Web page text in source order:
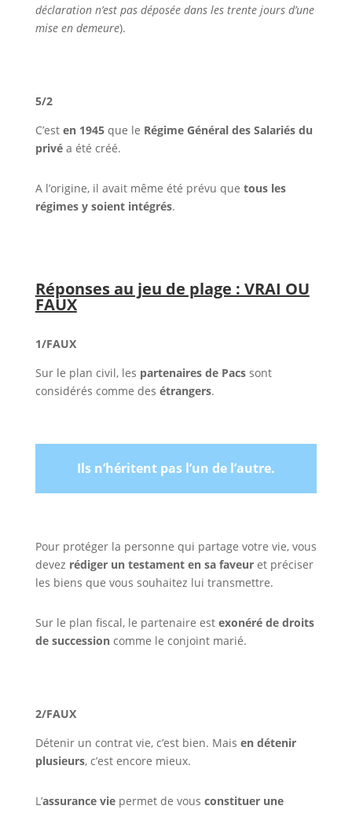
déclaration n’est pas déposée dans les trente jours d’une
mise en demeure).
5/2
C’est en 1945que le Régime Général des Salariés du
privé a été créé.
A l’origine, il avait même été prévu que tous les
régimes y soient intégrés.
Réponses au jeu de plage : VRAI OU
FAUX
1/FAUX
Sur le plan civil, les partenaires de Pacssont
considérés comme des étrangers.
Ils n’héritent pas l’un de l’autre.
Pour protéger la personne qui partage votre vie, vous
devez rédiger un testament en sa faveur et préciser
les biens que vous souhaitez lui transmettre.
Sur le plan fiscal, le partenaire est exonéré de droits
de succession comme le conjoint marié.
2/FAUX
Détenir un contrat vie, c’est bien. Mais en détenir
plusieurs, c’est encore mieux.
L’assurance viepermet de vous constituer une